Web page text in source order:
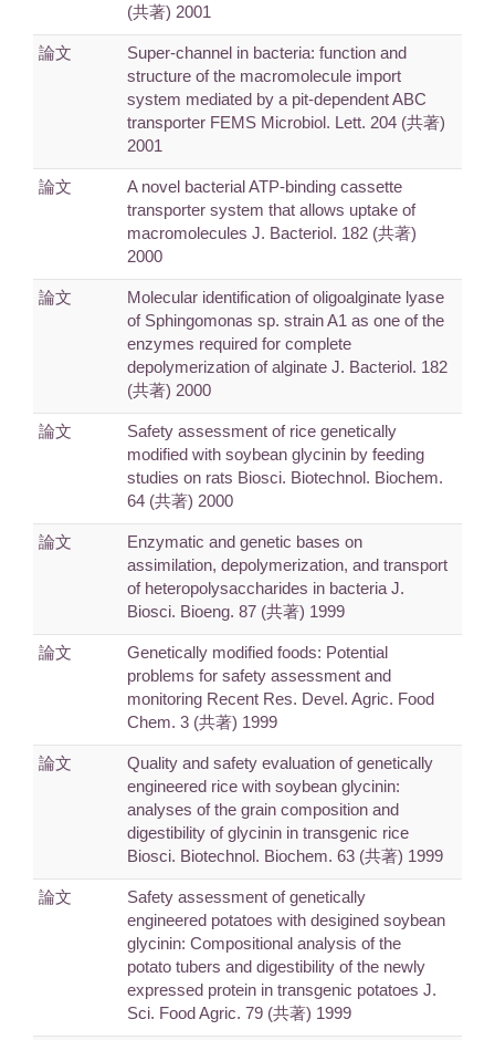
(共著) 2001
論文
Super-channel in bacteria: function and
structure of the macromolecule import
system mediated by a pit-dependent ABC
transporter FEMS Microbiol. Lett. 204 (共著)
2001
論文
A novel bacterial ATP-binding cassette
transporter system that allows uptake of
macromolecules J. Bacteriol. 182 (共著)
2000
論文
Molecular identification of oligoalginate lyase
of Sphingomonas sp. strain A1 as one of the
enzymes required for complete
depolymerization of alginate J. Bacteriol. 182
(共著) 2000
論文
Safety assessment of rice genetically
modified with soybean glycinin by feeding
studies on rats Biosci. Biotechnol. Biochem.
64 (共著) 2000
論文
Enzymatic and genetic bases on
assimilation, depolymerization, and transport
of heteropolysaccharides in bacteria J.
Biosci. Bioeng. 87 (共著) 1999
論文
Genetically modified foods: Potential
problems for safety assessment and
monitoring Recent Res. Devel. Agric. Food
Chem. 3 (共著) 1999
論文
Quality and safety evaluation of genetically
engineered rice with soybean glycinin:
analyses of the grain composition and
digestibility of glycinin in transgenic rice
Biosci. Biotechnol. Biochem. 63 (共著) 1999
論文
Safety assessment of genetically
engineered potatoes with desigined soybean
glycinin: Compositional analysis of the
potato tubers and digestibility of the newly
expressed protein in transgenic potatoes J.
Sci. Food Agric. 79 (共著) 1999